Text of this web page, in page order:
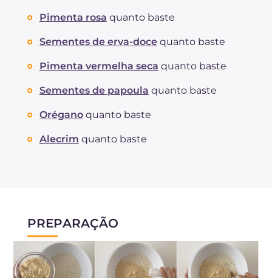
Pimenta rosa quanto baste
Sementes de erva-doce quanto baste
Pimenta vermelha seca quanto baste
Sementes de papoula quanto baste
Orégano quanto baste
Alecrim quanto baste
PREPARAÇÃO